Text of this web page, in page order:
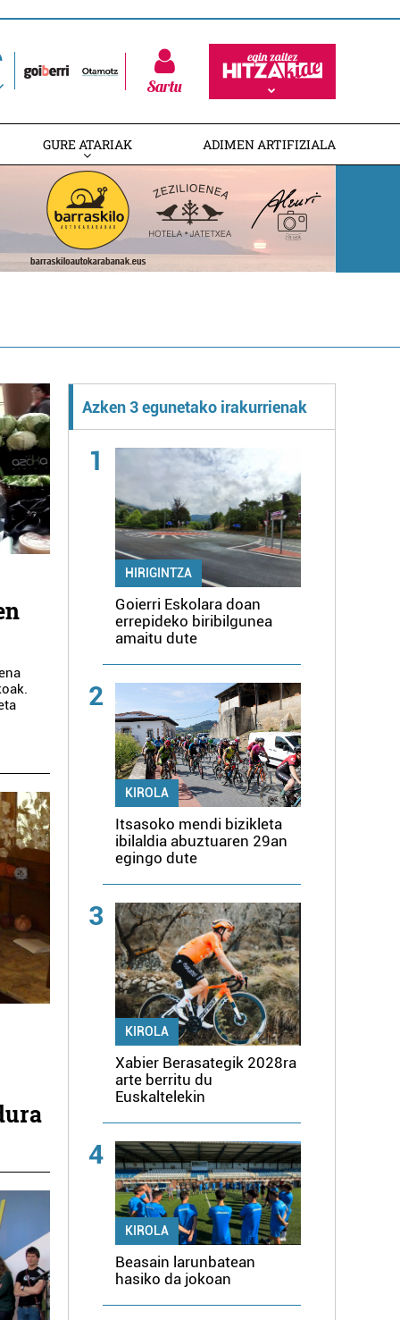
Sartu
GURE ATARIAK ADIMEN ARTIFIZIALA
Azken 3 egunetako irakurrienak
1
HIRIGINTZA
Goierri Eskolara doan
errepideko biribilgunea
amaitu dute
2
KIROLA
Itsasoko mendi bizikleta
ibilaldia abuztuaren 29an
egingo dute
3
KIROLA
Xabier Berasategik 2028ra
arte berritu du
Euskaltelekin
4
KIROLA
Beasain larunbatean
hasiko da jokoan